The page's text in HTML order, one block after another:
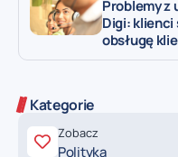
Problemy z
Digi: klienci
obsługę
Kategorie
Zobacz
Polityka